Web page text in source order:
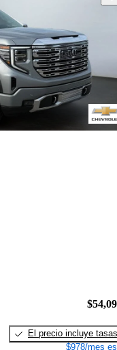
El precio incluye tasas
$978/mes